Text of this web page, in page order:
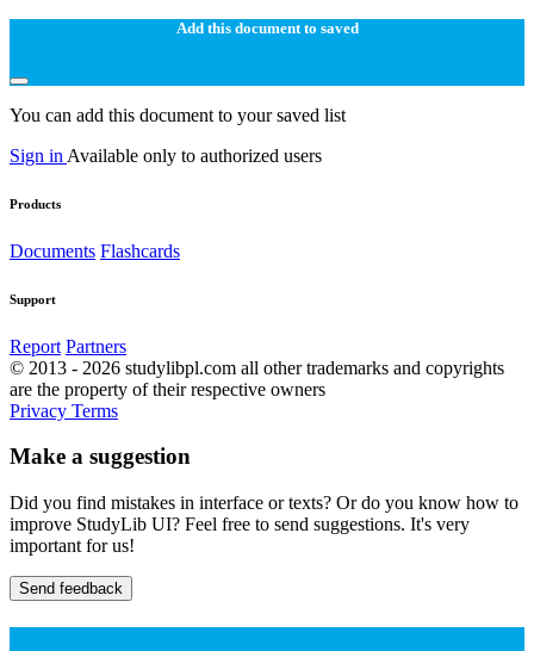
Add this document to saved
You can add this document to your saved list
Sign in Available only to authorized users
Products
Documents Flashcards
Support
Report Partners
© 2013 - 2026 studylibpl.com all other trademarks and copyrights
are the property of their respective owners
Privacy Terms
Make a suggestion
Did you find mistakes in interface or texts? Or do you know how to
improve StudyLib UI? Feel free to send suggestions. It's very
important for us!
Send feedback